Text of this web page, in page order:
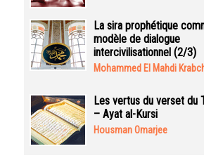
La sira prophétique
modèle de dialogue
intercivilisationnel (2/3)
Mohammed El Mahdi
Les vertus du verset du
– Ayat al-Kursi
Housman Omarjee